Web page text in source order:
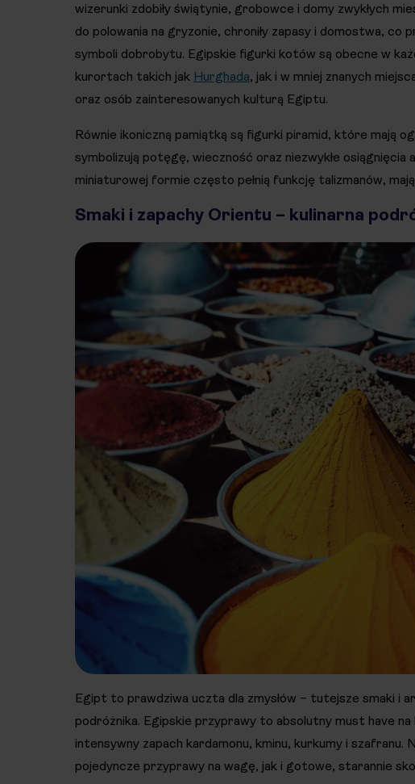
wizerunki zdobiły świątynie, grobowce i domy zwykłych
do polowania na gryzonie, chroniły zapasy i domostwa, co
symboli dobrobytu. Egipskie figurki kotów są obecne w
kurortach takich jak Hurghada, jak i w mniej znanych
oraz osób zainteresowanych kulturą Egiptu.
Równie ikoniczną pamiątką są figurki piramid, które mają
symbolizują potęgę, wieczność oraz niezwykłe
miniaturowej formie często pełnią funkcję talizmanów,
Smaki i zapachy Orientu – kulinarna
Egipt to prawdziwa uczta dla zmysłów – tutejsze smaki i
podróżnika. Egipskie przyprawy to absolutny must have
intensywny zapach kardamonu, kminu, kurkumy i
pojedyncze przyprawy na wagę, jak i gotowe, starannie